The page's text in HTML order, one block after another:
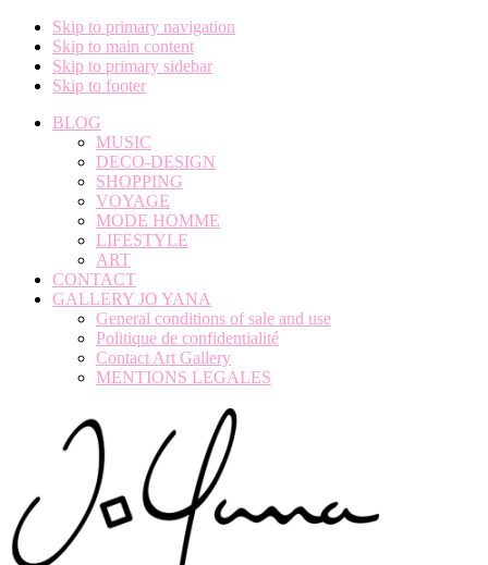
Skip to primary navigation
Skip to main content
Skip to primary sidebar
Skip to footer
BLOG
MUSIC
DECO-DESIGN
SHOPPING
VOYAGE
MODE HOMME
LIFESTYLE
ART
CONTACT
GALLERY JO YANA
General conditions of sale and use
Politique de confidentialité
Contact Art Gallery
MENTIONS LEGALES